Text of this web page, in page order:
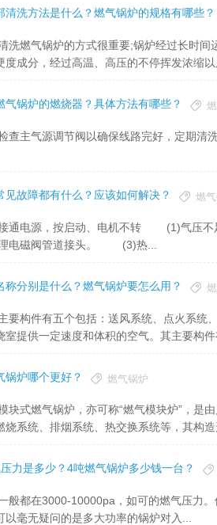
清洗方法是什么？燃气锅炉的规格有哪些？
度成分，经过高温、高压的不停挥发浓缩
气锅炉的燃烧器？具体方法有哪些？
见故障都有什么？应该如何解决？ 燃
电磁阀管道接头。 (3)热...
称分别是什么？燃气锅炉要怎么用？
室提供一定速度和体积的空气。其主要构
锅炉哪个更好？ 燃气锅炉
烧系统、排烟系统、热交换系统等，其构
力是多少？4吨燃气锅炉多少钱一台？
毫无疑问的是多大功率的锅炉对入...